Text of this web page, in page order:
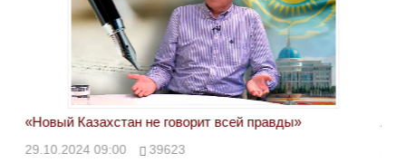
«Новый Казахстан не говорит всей правды»
29.10.2024 09:00 39623